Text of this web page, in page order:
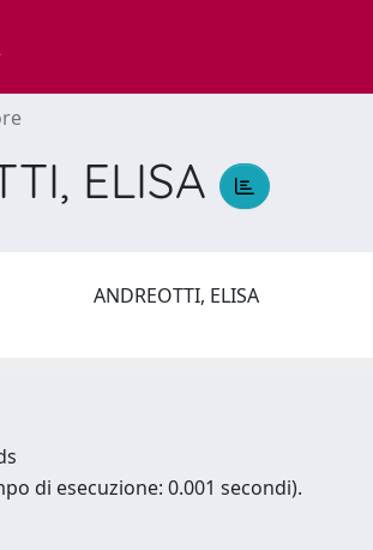
ELISA
ANDREOTTI, ELISA
di esecuzione: 0.001 secondi).